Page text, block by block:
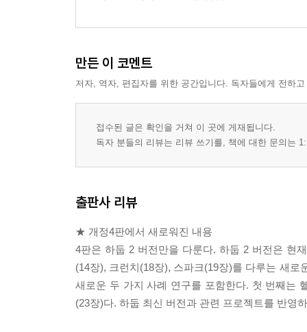
5.1 데이터 무결성
5.2 압축
6.1 환경 설정 API
6.3 엠알유닛으로 단위 테스트 작성하기
6.4 로컬에서 실행하기
6.5 클러스터에서 실행하기
6.6 잡 튜닝하기
6.7 맵리듀스 작업 흐름
만든 이 코멘트
저자, 역자, 편집자를 위한 공간입니다. 독자들에게 전하
접수된 글은 확인을 거쳐 이 곳에 게재됩니다.
독자 분들의 리뷰는 리뷰 쓰기를, 책에 대한 문의는
출판사 리뷰
★ 개정4판에서 새로워진 내용
4판은 하둡 2 버전만을 다룬다. 하둡 2 버전은 현
(14장), 크런치(18장), 스파크(19장)를 다루는 새
새로운 두 가지 사례 연구를 포함한다. 첫 번째는
(23장)다. 하둡 최신 버전과 관련 프로젝트를 반영